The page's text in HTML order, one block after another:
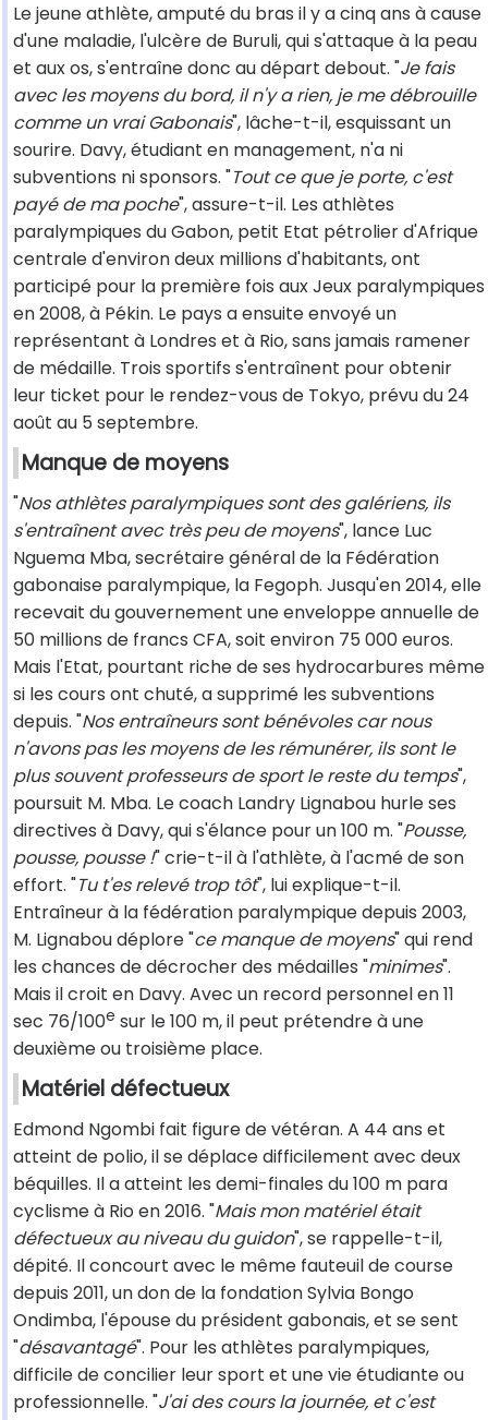
Le jeune athlète, amputé du bras il y a cinq ans à cause
d'une maladie, l'ulcère de Buruli, qui s'attaque à la peau
et aux os, s'entraîne donc au départ debout. "Je fais
avec les moyens du bord, il n'y a rien, je me débrouille
comme un vrai Gabonais", lâche-t-il, esquissant un
sourire. Davy, étudiant en management, n'a ni
subventions ni sponsors. "Tout ce que je porte, c'est
payé de ma poche", assure-t-il. Les athlètes
paralympiques du Gabon, petit Etat pétrolier d'Afrique
centrale d'environ deux millions d'habitants, ont
participé pour la première fois aux Jeux paralympiques
en 2008, à Pékin. Le pays a ensuite envoyé un
représentant à Londres et à Rio, sans jamais ramener
de médaille. Trois sportifs s'entraînent pour obtenir
leur ticket pour le rendez-vous de Tokyo, prévu du 24
août au 5 septembre.
Manque de moyens
"Nos athlètes paralympiques sont des galériens, ils
s'entraînent avec très peu de moyens", lance Luc
Nguema Mba, secrétaire général de la Fédération
gabonaise paralympique, la Fegoph. Jusqu'en 2014, elle
recevait du gouvernement une enveloppe annuelle de
50 millions de francs CFA, soit environ 75 000 euros.
Mais l'Etat, pourtant riche de ses hydrocarbures même
si les cours ont chuté, a supprimé les subventions
depuis. "Nos entraîneurs sont bénévoles car nous
n'avons pas les moyens de les rémunérer, ils sont le
plus souvent professeurs de sport le reste du temps",
poursuit M. Mba. Le coach Landry Lignabou hurle ses
directives à Davy, qui s'élance pour un 100 m. "Pousse,
pousse, pousse !" crie-t-il à l'athlète, à l'acmé de son
effort. "Tu t'es relevé trop tôt", lui explique-t-il.
Entraîneur à la fédération paralympique depuis 2003,
M. Lignabou déplore "ce manque de moyens" qui rend
les chances de décrocher des médailles "minimes".
Mais il croit en Davy. Avec un record personnel en 11
sec 76/100e sur le 100 m, il peut prétendre à une
deuxième ou troisième place.
Matériel défectueux
Edmond Ngombi fait figure de vétéran. A 44 ans et
atteint de polio, il se déplace difficilement avec deux
béquilles. Il a atteint les demi-finales du 100 m para
cyclisme à Rio en 2016. "Mais mon matériel était
défectueux au niveau du guidon", se rappelle-t-il,
dépité. Il concourt avec le même fauteuil de course
depuis 2011, un don de la fondation Sylvia Bongo
Ondimba, l'épouse du président gabonais, et se sent
"désavantagé". Pour les athlètes paralympiques,
difficile de concilier leur sport et une vie étudiante ou
professionnelle. "J'ai des cours la journée, et c'est